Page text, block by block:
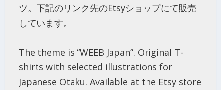
ツ。下記のリンク先のEtsyショップにて販売
しています。
The theme is “WEEB Japan”. Original T-
shirts with selected illustrations for
Japanese Otaku. Available at the Etsy store